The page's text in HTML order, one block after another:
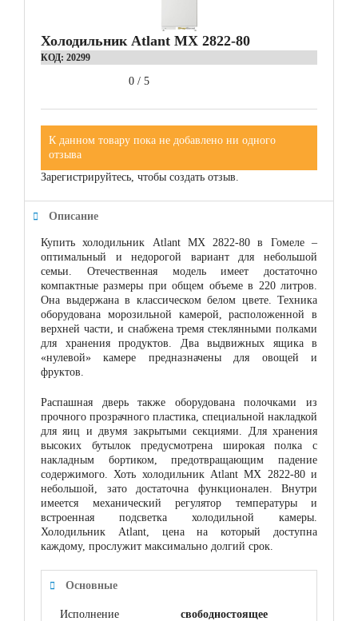
Холодильник Atlant МХ 2822-80
КОД: 20299
0 / 5
К данном товару пока не добавлено ни одного
отзыва
Зарегистрируйтесь, чтобы создать отзыв.
Описание
Купить холодильник Atlant МХ 2822-80 в Гомеле –
оптимальный и недорогой вариант для небольшой
семьи. Отечественная модель имеет достаточно
компактные размеры при общем объеме в 220 литров.
Она выдержана в классическом белом цвете. Техника
оборудована морозильной камерой, расположенной в
верхней части, и снабжена тремя стеклянными полками
для хранения продуктов. Два выдвижных ящика в
«нулевой» камере предназначены для овощей и
фруктов.
Распашная дверь также оборудована полочками из
прочного прозрачного пластика, специальной накладкой
для яиц и двумя закрытыми секциями. Для хранения
высоких бутылок предусмотрена широкая полка с
накладным бортиком, предотвращающим падение
содержимого. Хоть холодильник Atlant МХ 2822-80 и
небольшой, зато достаточна функционален. Внутри
имеется механический регулятор температуры и
встроенная подсветка холодильной камеры.
Холодильник Atlant, цена на который доступна
каждому, прослужит максимально долгий срок.
Основные
Исполнение свободностоящее